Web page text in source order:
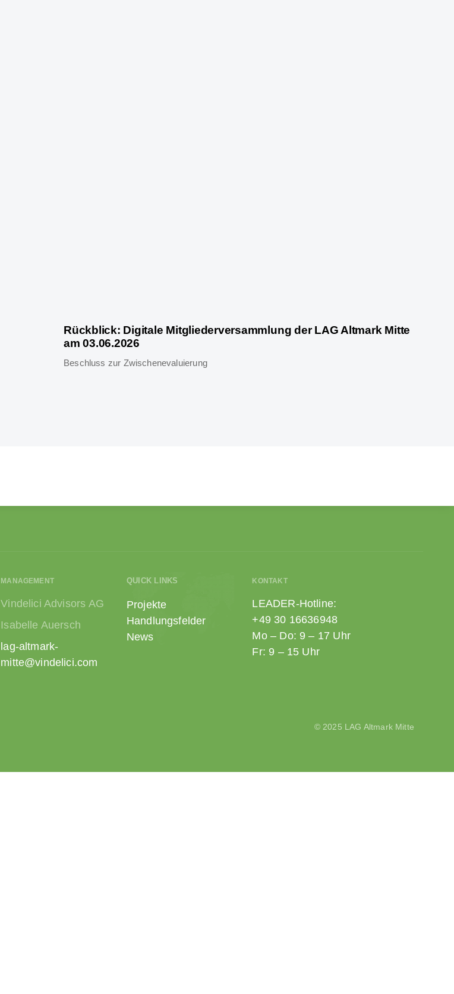
Rückblick: Digitale Mitgliederversammlung der LAG Altmark Mitte
am 03.06.2026
Beschluss zur Zwischenevaluierung
MANAGEMENT
Vindelici Advisors AG
Isabelle Auersch
lag-altmark-
mitte@vindelici.com
QUICK LINKS
Projekte
Handlungsfelder
News
KONTAKT
LEADER-Hotline:
+49 30 16636948
Mo – Do: 9 – 17 Uhr
Fr: 9 – 15 Uhr
© 2025 LAG Altmark Mitte